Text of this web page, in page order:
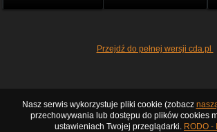
Przejdź do pełnej wersji cda.pl
Nasz serwis wykorzystuje pliki cookie (zobacz
przechowywania lub dostępu do plików cookies
ustawieniach Twojej przeglądarki. RODO -